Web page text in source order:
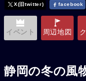
X(旧twitter) facebook
イベント 周辺地図
静岡の冬の風